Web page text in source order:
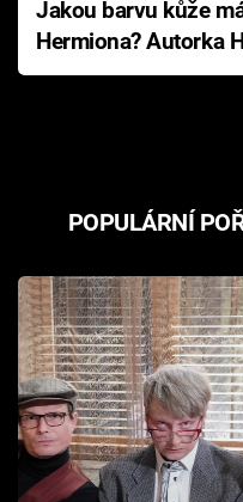
Jakou barvu kůže
Hermiona? Autorka
Pottera přišla s
POPULÁRNÍ